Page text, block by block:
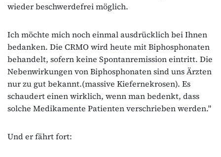
wieder beschwerdefrei möglich.
Ich möchte mich noch einmal ausdrücklich bei Ihnen
bedanken. Die CRMO wird heute mit Biphosphonaten
behandelt, sofern keine Spontanremission eintritt. Die
Nebenwirkungen von Biphosphonaten sind uns Ärzten
nur zu gut bekannt.(massive Kiefernekrosen). Es
schaudert einen wirklich, wenn man bedenkt, dass
solche Medikamente Patienten verschrieben werden."
Und er fährt fort: